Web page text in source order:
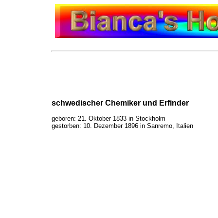
schwedischer Chemiker und Erfinder
geboren: 21. Oktober 1833 in Stockholm
gestorben: 10. Dezember 1896 in Sanremo, Italien